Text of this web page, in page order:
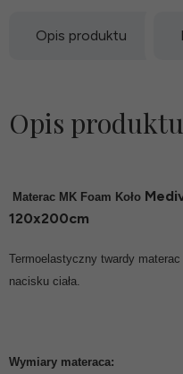
Opis produktu
Opis produktu
Materac MK Foam Koło
120x200cm
Termoelastyczny twardy
nacisku ciała.
Wymiary materaca: